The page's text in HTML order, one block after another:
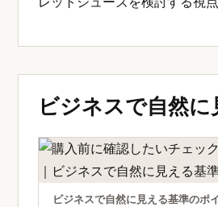
ビジネスで自然
ビジネスで自然に見える基準のポ